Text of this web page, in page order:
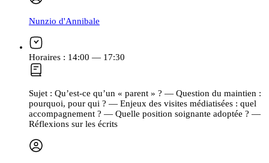
Nunzio d'Annibale
Horaires : 14:00 — 17:30
Sujet : Qu’est-ce qu’un « parent » ? — Question du maintien :
pourquoi, pour qui ? — Enjeux des visites médiatisées : quel
accompagnement ? — Quelle position soignante adoptée ? —
Réflexions sur les écrits